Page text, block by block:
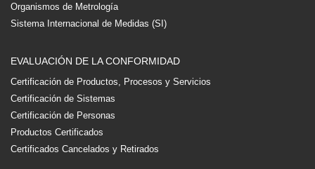
Organismos de Metrología
Sistema Internacional de Medidas (SI)
EVALUACIÓN DE LA CONFORMIDAD
Certificación de Productos, Procesos y Servicios
Certificación de Sistemas
Certificación de Personas
Productos Certificados
Certificados Cancelados y Retirados